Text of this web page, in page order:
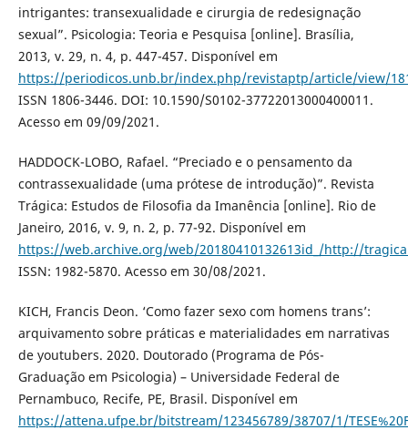
intrigantes: transexualidade e cirurgia de redesignação
sexual”. Psicologia: Teoria e Pesquisa [online]. Brasília,
2013, v. 29, n. 4, p. 447-457. Disponível em
https://periodicos.unb.br/index.php/revistaptp/article/view/
ISSN 1806-3446. DOI: 10.1590/S0102-37722013000400011.
Acesso em 09/09/2021.
HADDOCK-LOBO, Rafael. “Preciado e o pensamento da
contrassexualidade (uma prótese de introdução)”. Revista
Trágica: Estudos de Filosofia da Imanência [online]. Rio de
Janeiro, 2016, v. 9, n. 2, p. 77-92. Disponível em
https://web.archive.org/web/20180410132613id_/http://
ISSN: 1982-5870. Acesso em 30/08/2021.
KICH, Francis Deon. ‘Como fazer sexo com homens trans’:
arquivamento sobre práticas e materialidades em narrativas
de youtubers. 2020. Doutorado (Programa de Pós-
Graduação em Psicologia) – Universidade Federal de
Pernambuco, Recife, PE, Brasil. Disponível em
https://attena.ufpe.br/bitstream/123456789/38707/1/